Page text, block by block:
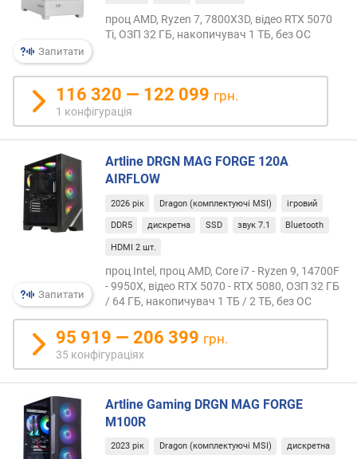
b
o
o
s
t
M
a
x
3
.
0
(
)
е
a
s
s
Запитати
проц AMD, Ryzen 7, 7800X3D, відео RTX 5070
Ti, ОЗП 32 ГБ, накопичувач 1 ТБ, без ОС
116 320 — 122 099 грн.
1 конфігурація
Запитати
Artline DRGN MAG FORGE 120A
AIRFLOW
2026 рік Dragon (комплектуючі MSI) ігровий
DDR5 дискретна SSD звук 7.1 Bluetooth
HDMI 2 шт.
проц Intel, проц AMD, Core i7 - Ryzen 9, 14700F
- 9950X, відео RTX 5070 - RTX 5080, ОЗП 32 ГБ
/ 64 ГБ, накопичувач 1 ТБ / 2 ТБ, без ОС
95 919 — 206 399 грн.
35 конфігураціях
Artline Gaming DRGN MAG FORGE
M100R
2023 рік Dragon (комплектуючі MSI) дискретна